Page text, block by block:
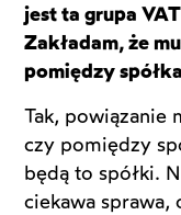
jest ta grupa
Zakładam, że
pomiędzy
Tak, powiązanie
czy pomiędzy
będą to spółki.
ciekawa sprawa,